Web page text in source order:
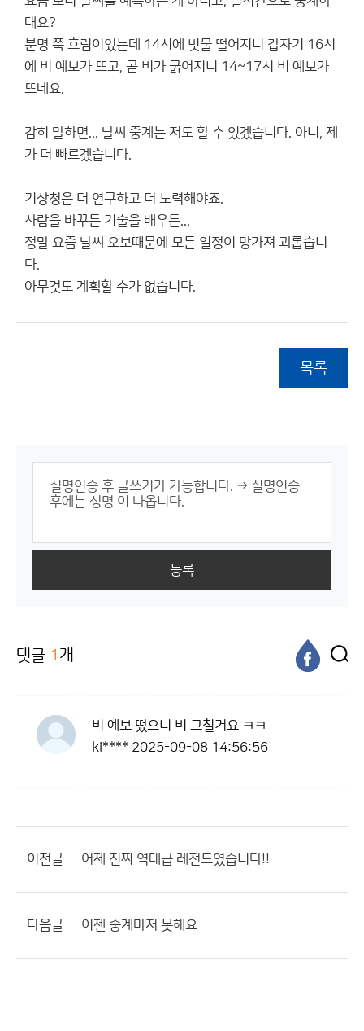
대요?
분명 쭉 흐림이었는데 14시에 빗물 떨어지니 갑자기 16시
에 비 예보가 뜨고, 곧 비가 굵어지니 14~17시 비 예보가
뜨네요.
감히 말하면... 날씨 중계는 저도 할 수 있겠습니다. 아니, 제
가 더 빠르겠습니다.
기상청은 더 연구하고 더 노력해야죠.
사람을 바꾸든 기술을 배우든...
정말 요즘 날씨 오보때문에 모든 일정이 망가져 괴롭습니
다.
아무것도 계획할 수가 없습니다.
목록
등록
댓글 1 개
비 예보 떴으니 비 그칠거요 ㅋㅋ
ki**** 2025-09-08 14:56:56
이전글 어제 진짜 역대급 레전드였습니다!!
다음글 이젠 중계마저 못해요